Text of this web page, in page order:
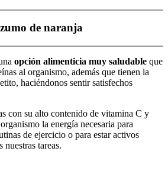
de naranja
opción alimenticia muy saludable que
al organismo, además que tienen la
haciéndonos sentir satisfechos
con su alto contenido de vitamina C y
la energía necesaria para
de ejercicio o para estar activos
nuestras tareas.